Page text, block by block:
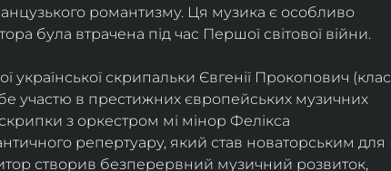
романтизму. Ця музика є особливо
була втрачена під час Першої світової війни.
скрипальки Євгенії Прокопович (клас
участю в престижних європейських музичних
з оркестром мі мінор Фелікса
репертуару, який став новаторським для
створив безперервний музичний розвиток,